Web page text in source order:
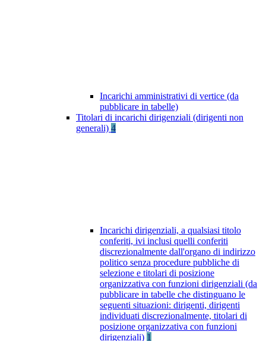
Incarichi amministrativi di vertice (da
pubblicare in tabelle)
Titolari di incarichi dirigenziali (dirigenti non
generali) 4
Incarichi dirigenziali, a qualsiasi titolo
conferiti, ivi inclusi quelli conferiti
discrezionalmente dall'organo di indirizzo
politico senza procedure pubbliche di
selezione e titolari di posizione
organizzativa con funzioni dirigenziali (da
pubblicare in tabelle che distinguano le
seguenti situazioni: dirigenti, dirigenti
individuati discrezionalmente, titolari di
posizione organizzativa con funzioni
dirigenziali) 1